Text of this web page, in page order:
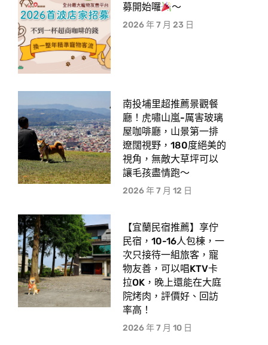
募開始囉
～
2026 年 7 月 23 日
南投埔里超推薦景觀餐
廳！虎嘯山嵐-厲害玻璃
屋咖啡廳，山景第一排
遼闊視野，180度絕美的
視角，無敵大草坪可以
讓毛孩盡情跑〜
2026 年 7 月 12 日
【宜蘭民宿推薦】享佇
民宿，10-16人包棟，一
次只接待一組旅客，寵
物友善，可以唱KTV卡
拉OK，晚上還能在大庭
院烤肉，評價好、回訪
率高！
2026 年 7 月 10 日